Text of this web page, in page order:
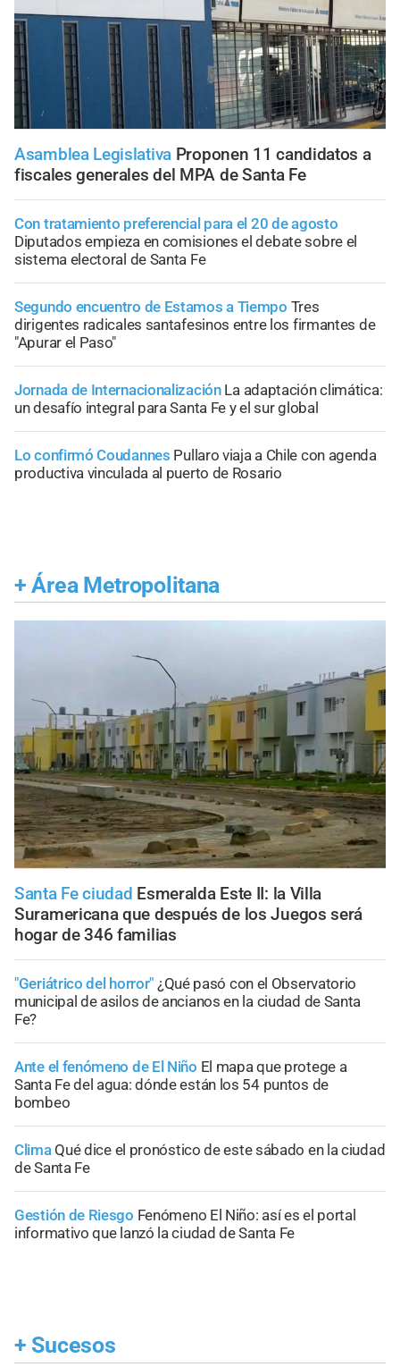
Asamblea Legislativa Proponen 11 candidatos a
fiscales generales del MPA de Santa Fe
Con tratamiento preferencial para el 20 de agosto
Diputados empieza en comisiones el debate sobre el
sistema electoral de Santa Fe
Segundo encuentro de Estamos a Tiempo Tres
dirigentes radicales santafesinos entre los firmantes de
"Apurar el Paso"
Jornada de Internacionalización La adaptación climática:
un desafío integral para Santa Fe y el sur global
Lo confirmó Coudannes Pullaro viaja a Chile con agenda
productiva vinculada al puerto de Rosario
+ Área Metropolitana
Santa Fe ciudad Esmeralda Este II: la Villa
Suramericana que después de los Juegos será
hogar de 346 familias
"Geriátrico del horror" ¿Qué pasó con el Observatorio
municipal de asilos de ancianos en la ciudad de Santa
Fe?
Ante el fenómeno de El Niño El mapa que protege a
Santa Fe del agua: dónde están los 54 puntos de
bombeo
Clima Qué dice el pronóstico de este sábado en la ciudad
de Santa Fe
Gestión de Riesgo Fenómeno El Niño: así es el portal
informativo que lanzó la ciudad de Santa Fe
+ Sucesos